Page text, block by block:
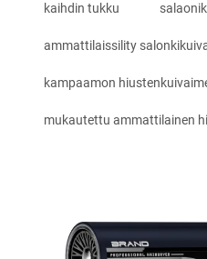
kaihdin tukku
ammattilaissility
kampaamon
mukautettu ammattilainen